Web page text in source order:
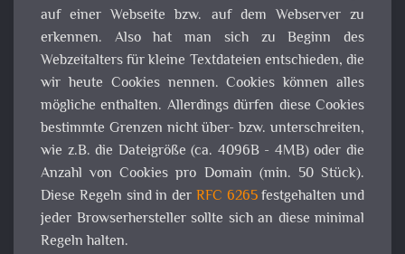
auf einer Webseite bzw. auf dem Webserver zu
erkennen. Also hat man sich zu Beginn des
Webzeitalters für kleine Textdateien entschieden, die
wir heute Cookies nennen. Cookies können alles
mögliche enthalten. Allerdings dürfen diese Cookies
bestimmte Grenzen nicht über- bzw. unterschreiten,
wie z.B. die Dateigröße (ca. 4096B - 4MB) oder die
Anzahl von Cookies pro Domain (min. 50 Stück).
Diese Regeln sind in der RFC 6265festgehalten und
jeder Browserhersteller sollte sich an diese minimal
Regeln halten.